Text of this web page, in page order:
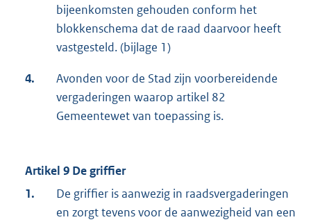
bijeenkomsten gehouden conform het
blokkenschema dat de raad daarvoor heeft
vastgesteld. (bijlage 1)
4.
Avonden voor de Stad zijn voorbereidende
vergaderingen waarop artikel 82
Gemeentewet van toepassing is.
Artikel 9 De griffier
1.
De griffier is aanwezig in raadsvergaderingen
en zorgt tevens voor de aanwezigheid van een